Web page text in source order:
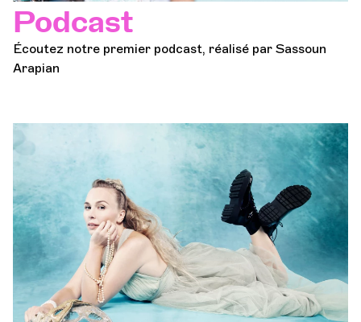
Podcast
Écoutez notre premier podcast, réalisé par Sassoun
Arapian